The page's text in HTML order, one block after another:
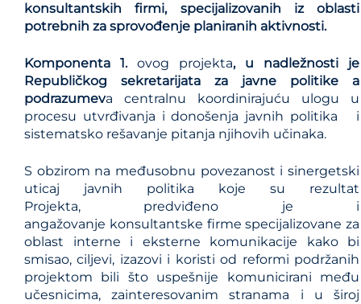
konsultantskih firmi, specijalizovanih iz oblasti
potrebnih za sprovođenje planiranih aktivnosti.
Komponenta 1.ovog projekta,
u nadležnosti je
Republičkog sekretarijata za javne politike a
podrazumeva centralnu koordinirajuću ulogu u
procesu utvrđivanja i donošenja javnih politika i
sistematsko rešavanje pitanja njihovih učinaka.
S obzirom na međusobnu povezanost i sinergetski
uticaj javnih politika koje su rezultat
Projekta, predviđeno je i
angažovanje konsultantske firme specijalizovane za
oblast interne i eksterne komunikacije kako bi
smisao, ciljevi, izazovi i koristi od reformi podržanih
projektom bili što uspešnije komunicirani među
učesnicima, zainteresovanim stranama i u široj